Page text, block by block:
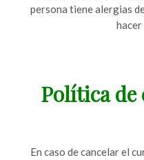
persona tiene alergias
Política de
En caso de cancelar el